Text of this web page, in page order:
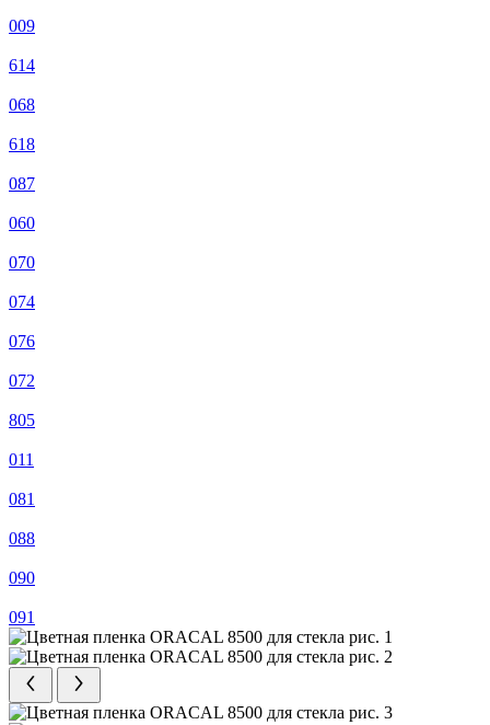
009
614
068
618
087
060
070
074
076
072
805
011
081
088
090
091